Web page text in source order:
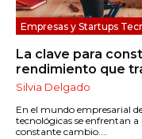
Empresas y Startups
La clave para
rendimiento que
Silvia Delgado
En el mundo empresarial
tecnológicas se enfrentan
constante cambio....